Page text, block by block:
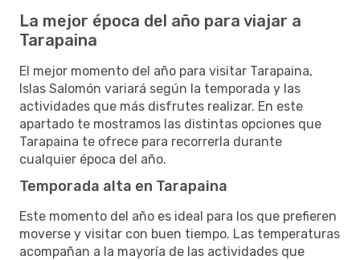
La mejor época del año para viajar a
Tarapaina
El mejor momento del año para visitar Tarapaina,
Islas Salomón variará según la temporada y las
actividades que más disfrutes realizar. En este
apartado te mostramos las distintas opciones que
Tarapaina te ofrece para recorrerla durante
cualquier época del año.
Temporada alta en Tarapaina
Este momento del año es ideal para los que prefieren
moverse y visitar con buen tiempo. Las temperaturas
acompañan a la mayoría de las actividades que